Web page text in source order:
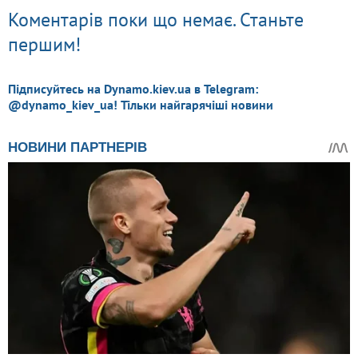
Коментарів поки що немає. Станьте
першим!
Підписуйтесь на Dynamo.kiev.ua в Telegram:
@dynamo_kiev_ua! Тільки найгарячіші новини